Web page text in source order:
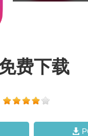
费下载